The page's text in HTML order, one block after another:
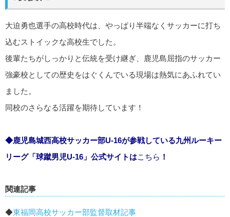
大迫勇也選手の高校時代は、やっぱり半端なくサッカーに打ち
込むストイックな高校生でした。
後輩たちがしっかりと伝統を受け継ぎ、鹿児島屈指のサッカー
強豪校としての歴史をはぐくんでいる現場は熱気にあふれてい
ました。
同校のさらなる活躍を期待しています！
◆鹿児島城西高校サッカー部U-16が参戦している九州ルーキー
リーグ「球蹴男児U-16」公式サイトはこちら ！
関連記事
◆東福岡高校サッカー部監督取材記事